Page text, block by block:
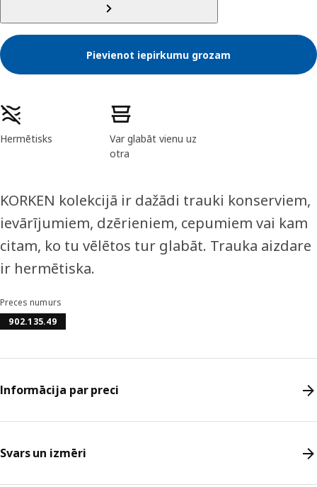
Pievienot iepirkumu grozam
Preces īpašības
Hermētisks
Var glabāt vienu uz
otra
KORKEN kolekcijā ir dažādi trauki konserviem,
ievārījumiem, dzērieniem, cepumiem vai kam
citam, ko tu vēlētos tur glabāt. Trauka aizdare
ir hermētiska.
Preces numurs
902.135.49
Informācija par preci
Svars un izmēri